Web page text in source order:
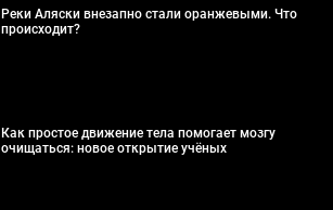
Реки Аляски внезапно стали оранжевыми. Что
происходит?
Как простое движение тела помогает мозгу
очищаться: новое открытие учёных